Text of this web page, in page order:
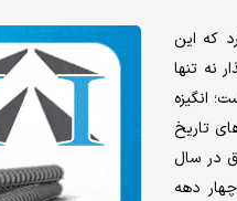
که این
نه تنها
انگیزه
تاریخ
در سال
دهه